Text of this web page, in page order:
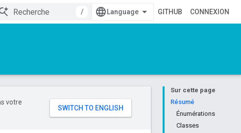
/
GITHUB CONNEXION
Sur cette page
Résumé
Énumérations
Classes
votre